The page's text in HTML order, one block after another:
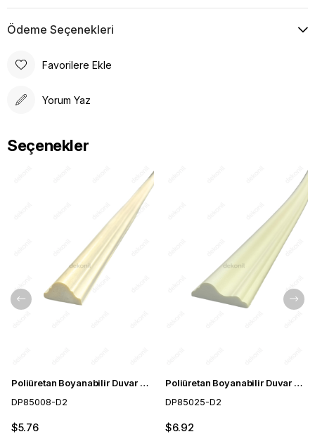
Ödeme Seçenekleri
Favorilere Ekle
Yorum Yaz
Seçenekler
Poliüretan Boyanabilir Duvar Çıtası 4cm
DP85008-D2
$5.76
Poliüretan Boyanabilir Duvar Bordürü 6cm
DP85025-D2
$6.92